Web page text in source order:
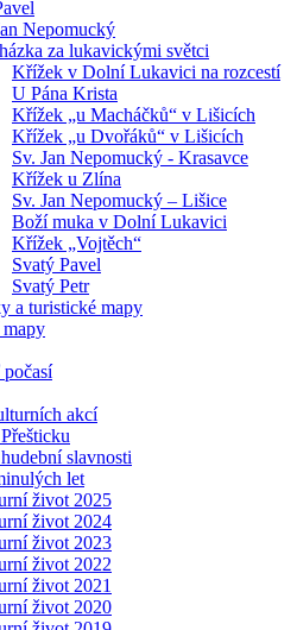
Nepomucký
za lukavickými světci
Křížek v Dolní Lukavici na rozcestí
U Pána Krista
Křížek „u Macháčků“ v Lišicích
Křížek „u Dvořáků“ v Lišicích
Sv. Jan Nepomucký - Krasavce
Křížek u Zlína
Sv. Jan Nepomucký – Lišice
Boží muka v Dolní Lukavici
Křížek „Vojtěch“
Svatý Pavel
Svatý Petr
a turistické mapy
akcí
slavnosti
let
život 2025
život 2024
život 2023
život 2022
život 2021
život 2020